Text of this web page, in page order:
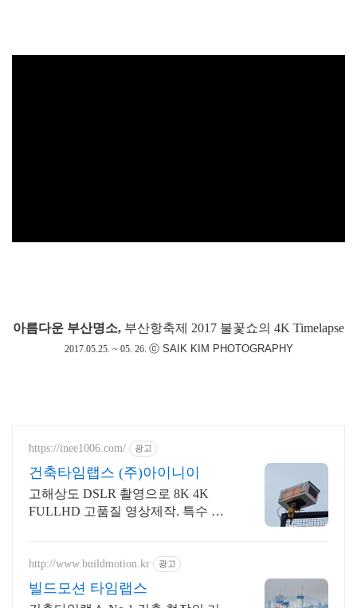
아름다운 부산명소, 부산항축제 2017 불꽃쇼의 4K Timelapse
2017.05.25. ~ 05. 26. ⓒ SAIK KIM PHOTOGRAPHY
https://inee1006.com/ 광고
건축타임랩스 (주)아이니이
고해상도 DSLR 촬영으로 8K 4K
FULLHD 고품질 영상제작. 특수 하
http://www.buildmotion.kr 광고
빌드모션 타임랩스